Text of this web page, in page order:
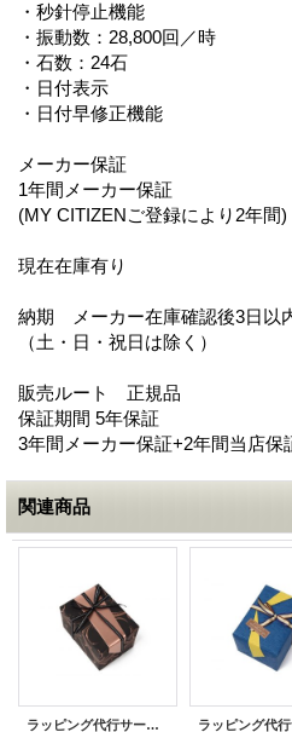
・秒針停止機能
・振動数：28,800回／時
・石数：24石
・日付表示
・日付早修正機能
メーカー保証
1年間メーカー保証
(MY CITIZENご登録により2年間)
現在在庫有り
納期 メーカー在庫確認後3日以
（土・日・祝日は除く）
販売ルート 正規品
保証期間 5年保証
3年間メーカー保証+2年間当店
関連商品
ラッピング代行サービス メンズ用 チョコ